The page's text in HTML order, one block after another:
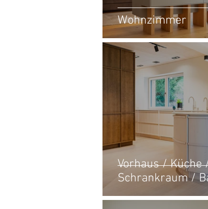
Wohnzimmer
Vorhaus / Küche
Schrankraum /